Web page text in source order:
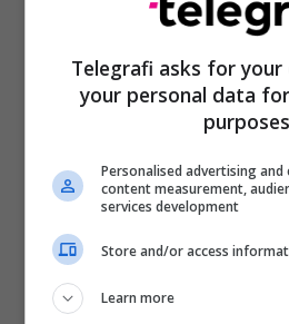
Telegrafi asks for
your personal data
Personalised advertising
content measurement,
services development
Store and/or access
Learn more